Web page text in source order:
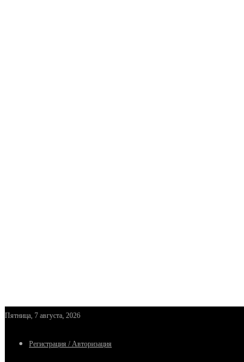
Пятница, 7 августа, 2026
Регистрация / Авторизация